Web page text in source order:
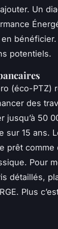
Un
potentiels.
(éco-PTZ)
des
jusqu’à 50
sur 15 ans.
prêt comme
Pour
détaillés,
Plus